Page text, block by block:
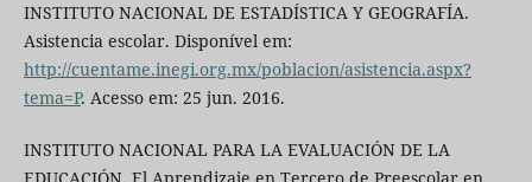
INSTITUTO NACIONAL DE ESTADÍSTICA Y GEOGRAFÍA.
Asistencia escolar. Disponível em:
http://cuentame.inegi.org.mx/poblacion/asistencia.aspx?
tema=P. Acesso em: 25 jun. 2016.
INSTITUTO NACIONAL PARA LA EVALUACIÓN DE LA